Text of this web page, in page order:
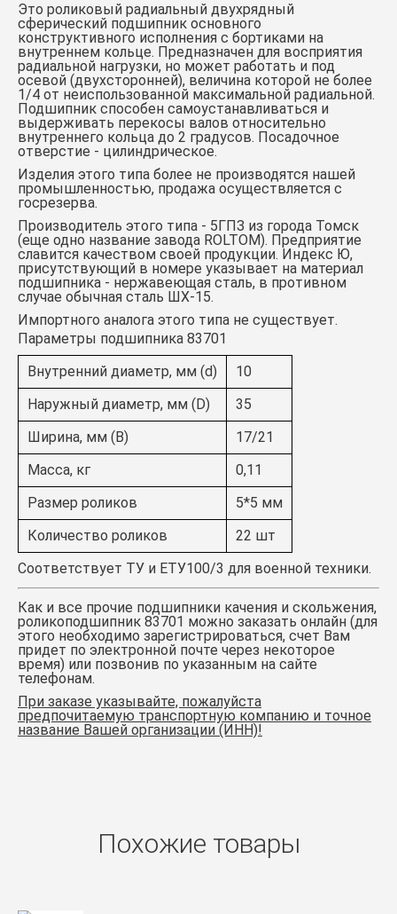
Это роликовый радиальный двухрядный
сферический подшипник основного
конструктивного исполнения с бортиками на
внутреннем кольце. Предназначен для восприятия
радиальной нагрузки, но может работать и под
осевой (двухсторонней), величина которой не более
1/4 от неиспользованной максимальной радиальной.
Подшипник способен самоустанавливаться и
выдерживать перекосы валов относительно
внутреннего кольца до 2 градусов. Посадочное
отверстие - цилиндрическое.
Изделия этого типа более не производятся нашей
промышленностью, продажа осуществляется с
госрезерва.
Производитель этого типа - 5ГПЗ из города Томск
(еще одно название завода ROLTOM). Предприятие
славится качеством своей продукции. Индекс Ю,
присутствующий в номере указывает на материал
подшипника - нержавеющая сталь, в противном
случае обычная сталь ШХ-15.
Импортного аналога этого типа не существует.
Параметры подшипника 83701
Внутренний диаметр, мм (d)
10
Наружный диаметр, мм (D)
35
Ширина, мм (B)
17/21
Масса, кг
0,11
Размер роликов
5*5 мм
Количество роликов
22 шт
Соответствует ТУ и ЕТУ100/3 для военной техники.
Как и все прочие подшипники качения и скольжения,
роликоподшипник 83701 можно заказать онлайн (для
этого необходимо зарегистрироваться, счет Вам
придет по электронной почте через некоторое
время) или позвонив по указанным на сайте
телефонам.
При заказе указывайте, пожалуйста
предпочитаемую транспортную компанию и точное
название Вашей организации (ИНН)!
Похожие товары